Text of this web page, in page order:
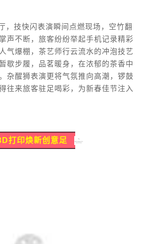
，技快闪表演瞬间点燃现场，空竹翻
声不断，旅客纷纷举起手机记录精彩
气爆棚，茶艺师行云流水的冲泡技艺
歇步履，品茗暖身，在浓郁的茶香中
杂醒狮表演更将气氛推向高潮，锣鼓
往来旅客驻足喝彩，为新春佳节注入
打印焕新创意足